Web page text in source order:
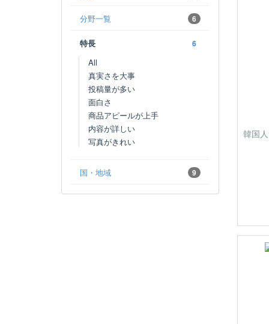
6
分野一覧
6
特長
All
真実さを大事
投稿量が多い
面白さ
商品アピールが上手
内容が詳しい
写真がきれい
9
国・地域
韓国